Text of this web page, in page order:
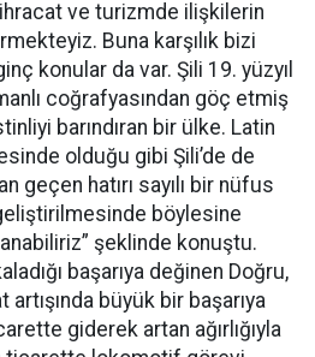
ihracat ve turizmde ilişkilerin
Buna karşılık bizi
konular da var. Şili 19. yüzyıl
coğrafyasından göç etmiş
barındıran bir ülke. Latin
olduğu gibi Şili’de de
geçen hatırı sayılı bir nüfus
böylesine
şeklinde konuştu.
başarıya değinen Doğru,
artışında büyük bir başarıya
giderek artan ağırlığıyla